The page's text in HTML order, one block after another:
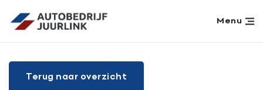
Menu
Aanbod
Terug naar overzicht